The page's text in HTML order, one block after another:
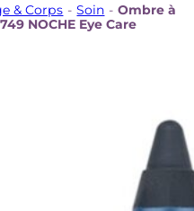
& Corps - Soin - Ombre à
NOCHE Eye Care